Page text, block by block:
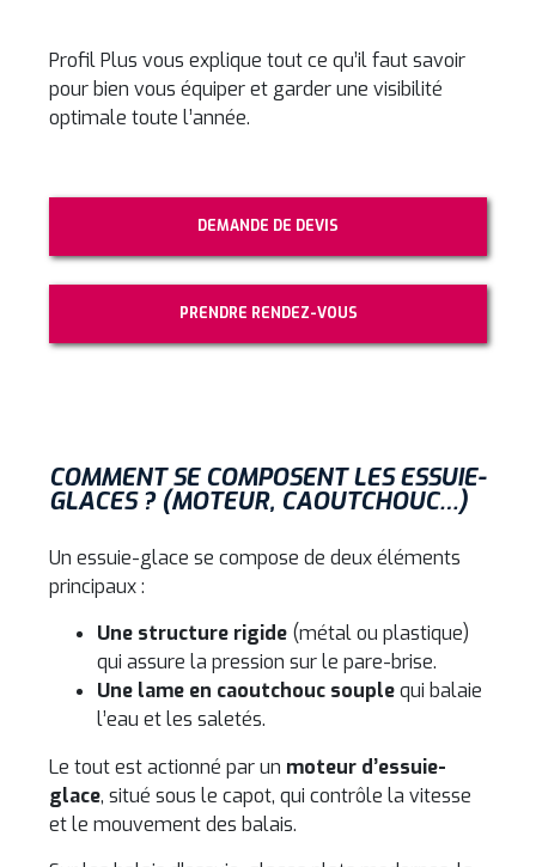
Profil Plus vous explique tout ce qu’il faut savoir
pour bien vous équiper et garder une visibilité
optimale toute l’année.
DEMANDE DE DEVIS
PRENDRE RENDEZ-VOUS
COMMENT SE COMPOSENT LES ESSUIE-
GLACES ? (MOTEUR, CAOUTCHOUC…)
Un essuie-glace se compose de deux éléments
principaux :
Une structure rigide (métal ou plastique)
qui assure la pression sur le pare-brise.
Une lame en caoutchouc souplequi balaie
l’eau et les saletés.
Le tout est actionné par un moteur d’essuie-
glace, situé sous le capot, qui contrôle la vitesse
et le mouvement des balais.